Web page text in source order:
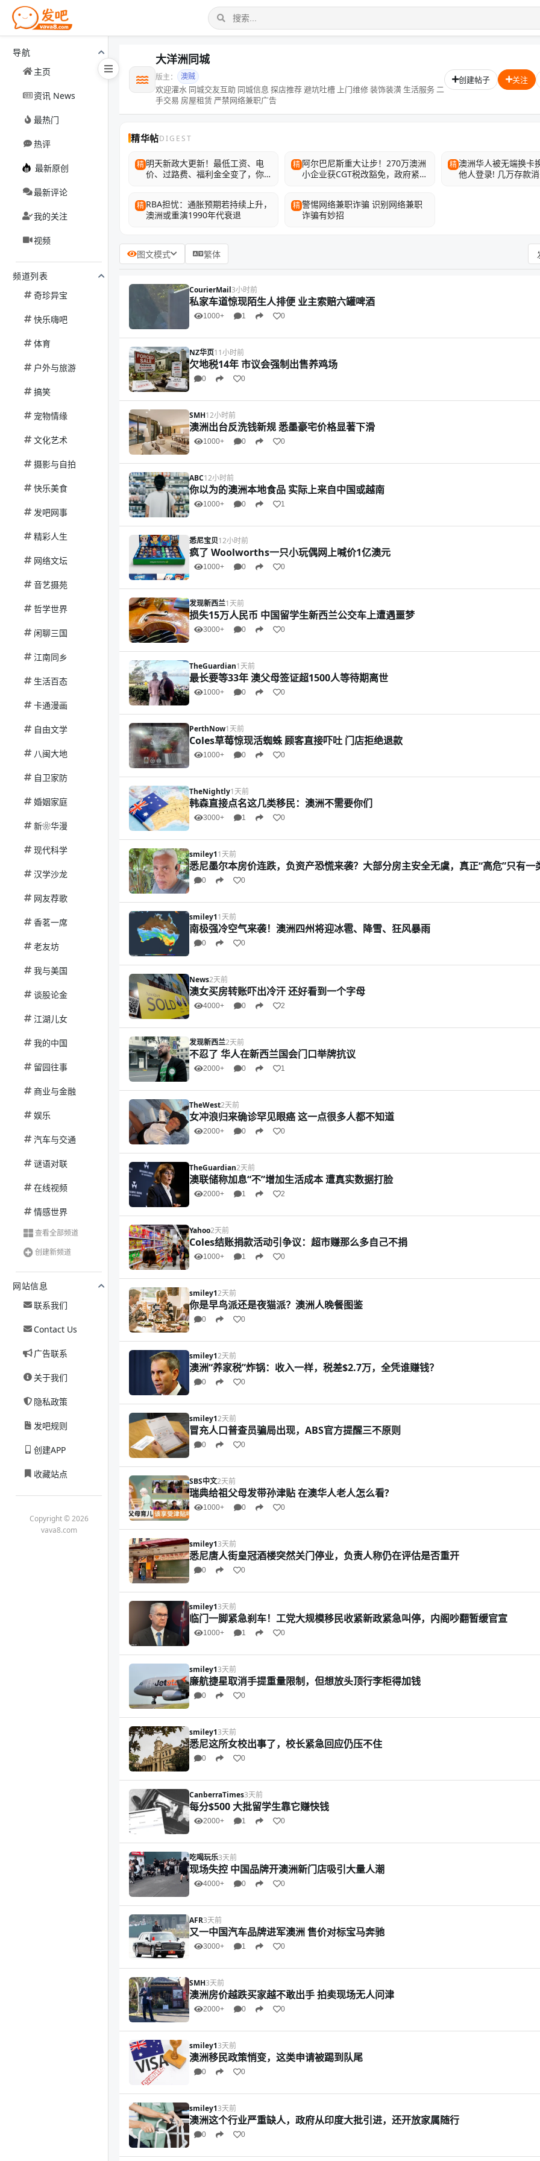
导航
主页
资讯 News
最热门
热评
最新原创
最新评论
我的关注
视频
频道列表
奇珍异宝
快乐嗨吧
体育
户外与旅游
搞笑
宠物情缘
文化艺术
摄影与自拍
快乐美食
发吧网事
精彩人生
网络文坛
音艺摄苑
哲学世界
闲聊三国
江南同乡
生活百态
卡通漫画
自由文学
八闽大地
自卫家防
婚姻家庭
新❀华漫
现代科学
汉学沙龙
网友荐歌
香茗一席
老友坊
我与美国
谈股论金
江湖儿女
我的中国
留园往事
商业与金融
娱乐
汽车与交通
谜语对联
在线视频
情感世界
查看全部频道
创建新频道
网站信息
联系我们
Contact Us
广告联系
关于我们
隐私政策
发吧规则
创建APP
收藏站点
Copyright © 2026
vava8.com
大洋洲同城
版主： 澳贼
欢迎灌水 同城交友互助 同城信息 探店推荐 避坑吐槽 上门维修 装饰装潢 生活服务 二
手交易 房屋租赁 严禁网络兼职广告
创建帖子 关注
精华帖DIGEST
精 明天新政大更新！最低工资、电
价、过路费、福利金全变了，你
精 阿尔巴尼斯重大让步！270万澳洲
小企业获CGT税改豁免，政府紧急
精澳洲华人被无端换卡
他人登录! 几万存款
精 RBA担忧：通胀预期若持续上升，
澳洲或重演1990年代衰退
精警惕网络兼职诈骗 识别网络兼职
诈骗有妙招
图文模式 繁体
CourierMail3小时前
私家车道惊现陌生人排便 业主索赔六罐啤酒
1000+ 1 0
NZ华页11小时前
欠地税14年 市议会强制出售养鸡场
0 0
SMH12小时前
澳洲出台反洗钱新规 悉墨豪宅价格显著下滑
1000+ 0 0
ABC12小时前
你以为的澳洲本地食品 实际上来自中国或越南
1000+ 0 1
悉尼宝贝12小时前
疯了 Woolworths一只小玩偶网上喊价1亿澳元
1000+ 0 0
发现新西兰1天前
损失15万人民币 中国留学生新西兰公交车上遭遇噩梦
3000+ 0 0
TheGuardian1天前
最长要等33年 澳父母签证超1500人等待期离世
1000+ 0 0
PerthNow1天前
Coles草莓惊现活蜘蛛 顾客直接吓吐 门店拒绝退款
1000+ 0 0
TheNightly1天前
韩森直接点名这几类移民：澳洲不需要你们
3000+ 1 0
smiley11天前
悉尼墨尔本房价连跌，负资产恐慌来袭？大部分房主安全无虞，真正“高危”只有一
0 0
smiley11天前
南极强冷空气来袭！澳洲四州将迎冰雹、降雪、狂风暴雨
0 0
News2天前
澳女买房转账吓出冷汗 还好看到一个字母
4000+ 0 2
发现新西兰2天前
不忍了 华人在新西兰国会门口举牌抗议
2000+ 0 1
TheWest2天前
女冲浪归来确诊罕见眼癌 这一点很多人都不知道
2000+ 0 0
TheGuardian2天前
澳联储称加息“不”增加生活成本 遭真实数据打脸
2000+ 1 2
Yahoo2天前
Coles结账捐款活动引争议：超市赚那么多自己不捐
1000+ 1 0
smiley12天前
你是早鸟派还是夜猫派？澳洲人晚餐图鉴
0 0
smiley12天前
澳洲“养家税”炸锅：收入一样，税差$2.7万，全凭谁赚钱？
0 0
smiley12天前
冒充人口普查员骗局出现，ABS官方提醒三不原则
0 0
SBS中文2天前
瑞典给祖父母发带孙津贴 在澳华人老人怎么看?
1000+ 0 0
smiley13天前
悉尼唐人街皇冠酒楼突然关门停业，负责人称仍在评估是否重开
0 0
smiley13天前
临门一脚紧急刹车！工党大规模移民收紧新政紧急叫停，内阁吵翻暂缓官宣
1000+ 1 0
smiley13天前
廉航捷星取消手提重量限制，但想放头顶行李柜得加钱
0 0
smiley13天前
悉尼这所女校出事了，校长紧急回应仍压不住
0 0
CanberraTimes3天前
每分$500 大批留学生靠它赚快钱
2000+ 1 0
吃喝玩乐3天前
现场失控 中国品牌开澳洲新门店吸引大量人潮
4000+ 0 0
AFR3天前
又一中国汽车品牌进军澳洲 售价对标宝马奔驰
3000+ 1 0
SMH3天前
澳洲房价越跌买家越不敢出手 拍卖现场无人问津
2000+ 0 0
smiley13天前
澳洲移民政策悄变，这类申请被踢到队尾
0 0
smiley13天前
澳洲这个行业严重缺人，政府从印度大批引进，还开放家属随行
0 0